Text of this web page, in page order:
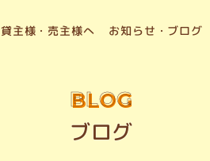
貸主様・売主様へ お知らせ・ブログ
BLOG
ブログ